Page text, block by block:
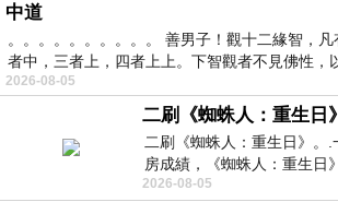
中道
。。。。。。。。。。 善男子！觀十二緣智，
者中，三者上，四者上上。下智觀者不見佛性，
2026-08-05
二刷《蜘蛛人：重生日》。
房成績，《蜘蛛人：重生日
《復仇者聯盟：終局之戰》
2026-08-05